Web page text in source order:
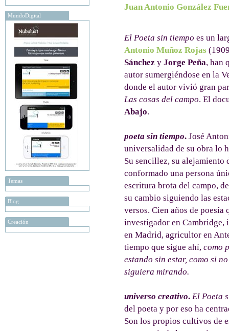
MundoDigital
Temas
Blog
Creación
Juan Antonio González
El Poeta sin tiempo es un
Antonio Muñoz Rojas
Sánchez y Jorge Peña, han
autor sumergiéndose en la
donde el autor vivió gran
Las cosas del campo. El
Abajo.
poeta sin tiempo. José
universalidad de su obra lo
Su sencillez, su alejamiento
conformado una persona
escritura brota del campo,
su cambio siguiendo las
versos. Cien años de poesía
investigador en Cambridge,
en Madrid, agricultor en
tiempo que sigue ahí, como
estando sin estar, como si
siguiera mirando.
universo creativo. El Poeta
del poeta y por eso ha
Son los propios cultivos de